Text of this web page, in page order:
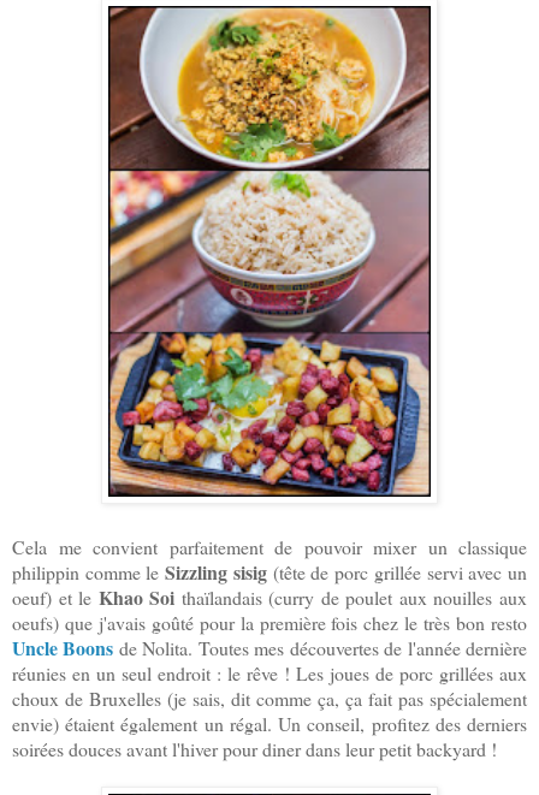
Cela me convient parfaitement de pouvoir mixer un classique
philippin comme leSizzling sisig(tête de porc grillée servi avec un
oeuf) et le Khao Soi thaïlandais (curry de poulet aux nouilles aux
oeufs) que j'avais goûté pour la première fois chez le très bon resto
Uncle Boons de Nolita. Toutes mes découvertes de l'année dernière
réunies en un seul endroit : le rêve ! Les joues de porc grillées aux
choux de Bruxelles (je sais, dit comme ça, ça fait pas spécialement
envie) étaient également un régal. Un conseil, profitez des derniers
soirées douces avant l'hiver pour diner dans leur petit backyard !